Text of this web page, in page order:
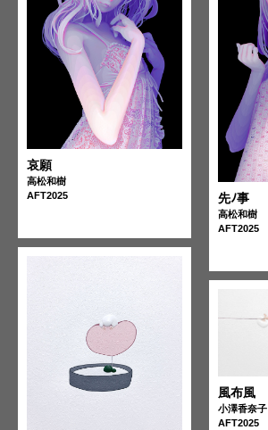
哀願
高松和樹
AFT2025
先ﾉ事
高松和樹
AFT2025
風布風
小澤香奈子
AFT2025